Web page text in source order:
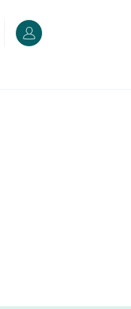
Accedi o registrati